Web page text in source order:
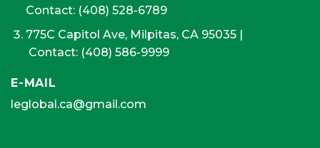
Contact: (408) 528-6789
775C Capitol Ave, Milpitas, CA 95035|
Contact: (408) 586-9999
E-MAIL
leglobal.ca@gmail.com